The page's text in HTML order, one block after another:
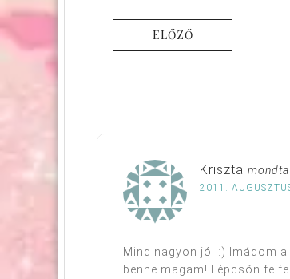
ELŐZŐ
Kriszta mondta
2011.
Mind nagyon jó! :) Imádom
benne magam! Lépcsőn